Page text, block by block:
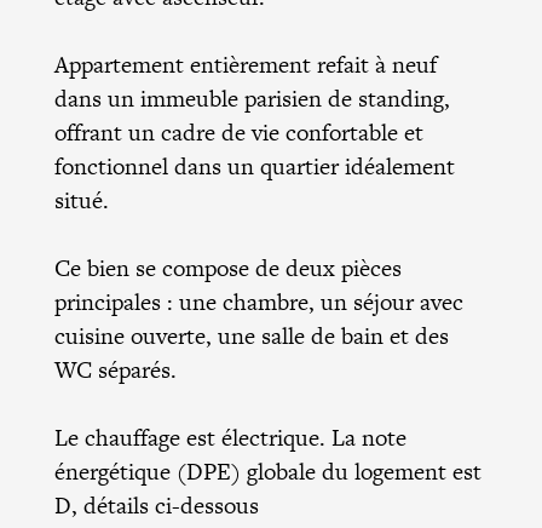
Appartement entièrement refait à neuf
dans un immeuble parisien de standing,
offrant un cadre de vie confortable et
fonctionnel dans un quartier idéalement
situé.
Ce bien se compose de deux pièces
principales : une chambre, un séjour avec
cuisine ouverte, une salle de bain et des
WC séparés.
Le chauffage est électrique. La note
énergétique (DPE) globale du logement est
D, détails ci-dessous